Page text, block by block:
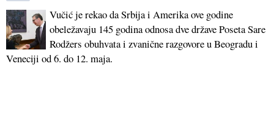
Vučić je rekao da Srbija i Amerika ove godine
obeležavaju 145 godina odnosa dve države Poseta Sare
Rodžers obuhvata i zvanične razgovore u Beogradu i
Veneciji od 6. do 12. maja.